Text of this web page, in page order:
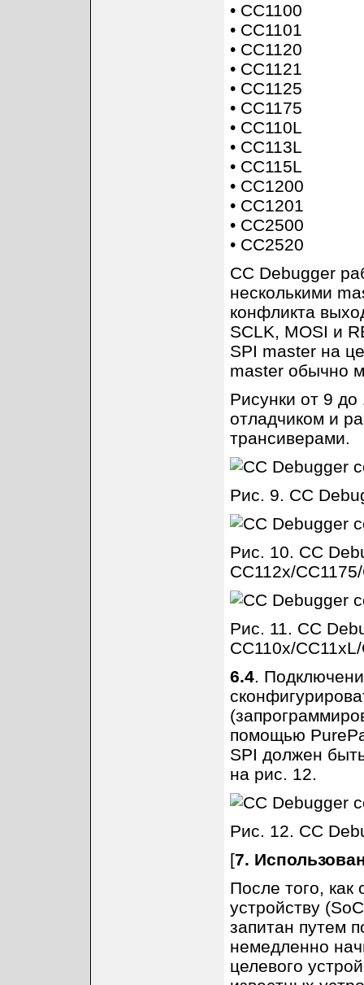
• CC1100
• CC1101
• CC1120
• CC1121
• CC1125
• CC1175
• CC110L
• CC113L
• CC115L
• CC1200
• CC1201
• CC2500
• CC2520
CC Debugger
несколькими
конфликта
SCLK, MOSI и
SPI master на
master обычно
Рисунки от 9
отладчиком и
трансиверами.
Рис. 9. CC
Рис. 10. CC
CC112x/
Рис. 11. CC
CC110x/
6.4.
помощью
SPI должен
на рис. 12.
Рис. 12. CC
[7.
После того, как
устройству
запитан путем
немедленно
целевого